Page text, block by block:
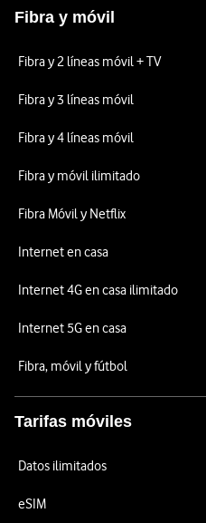
Fibra y móvil
Fibra y 2 líneas móvil + TV
Fibra y 3 líneas móvil
Fibra y 4 líneas móvil
Fibra y móvil ilimitado
Fibra Móvil y Netflix
Internet en casa
Internet 4G en casa ilimitado
Internet 5G en casa
Fibra, móvil y fútbol
Tarifas móviles
Datos ilimitados
eSIM